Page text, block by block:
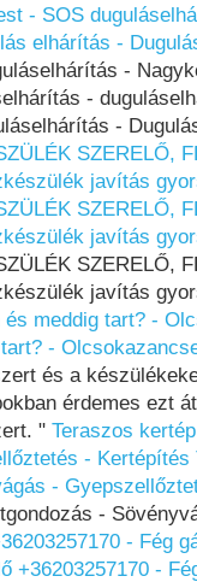
- SOS
elhárítás -
-
-
-
SZERELŐ,
javítás
SZERELŐ,
javítás
SZERELŐ,
javítás
meddig tart? -
-
és a
érdemes ezt
" Teraszos
- Kertépítés
-
-
- Fég
+36203257170 -